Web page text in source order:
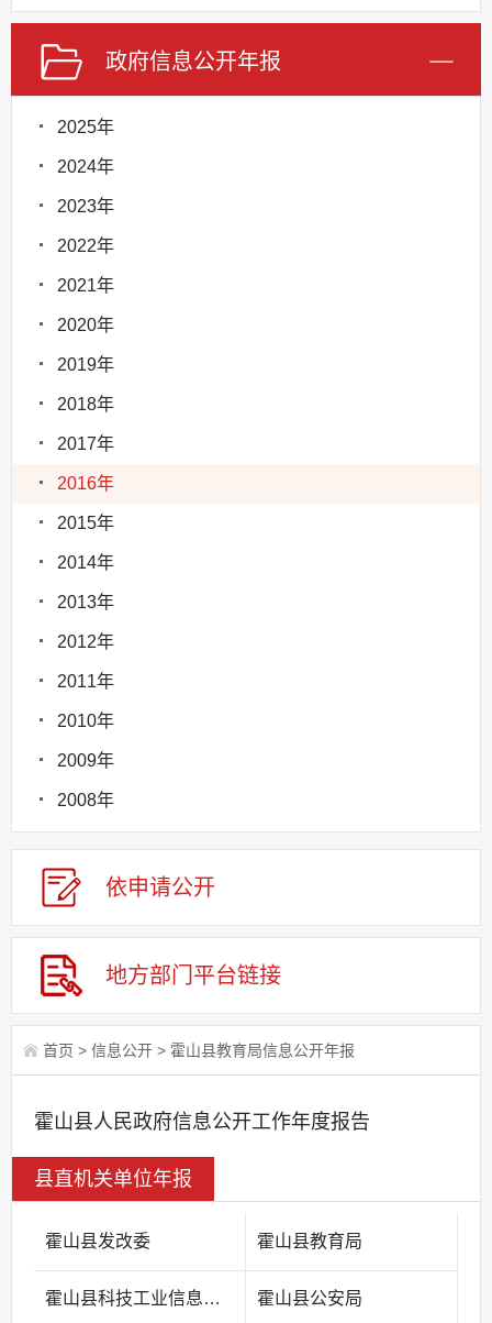
政府信息公开年报
2025年
2024年
2023年
2022年
2021年
2020年
2019年
2018年
2017年
2016年
2015年
2014年
2013年
2012年
2011年
2010年
2009年
2008年
依申请公开
地方部门平台链接
首页 > 信息公开 > 霍山县教育局信息公开年报
霍山县人民政府信息公开工作年度报告
县直机关单位年报
霍山县发改委 霍山县教育局
霍山县科技工业信息化局 霍山县公安局